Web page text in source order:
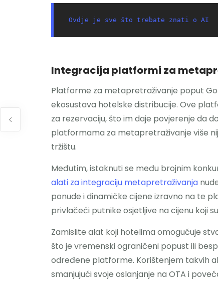
Ovdje je sve što trebate znati o AI
Integracija platformi za
Platforme za metapretraživanje poput
ekosustava hotelske distribucije. Ove
za rezervaciju, što im daje povjerenje da
platformama za metapretraživanje više
tržištu.
Međutim, istaknuti se među brojnim
alati za integraciju metapretraživanja
ponude i dinamičke cijene izravno na te
privlačeći putnike osjetljive na cijenu koji
Zamislite alat koji hotelima omogućuje
što je vremenski ograničeni popust ili
određene platforme. Korištenjem takvih
smanjujući svoje oslanjanje na OTA i